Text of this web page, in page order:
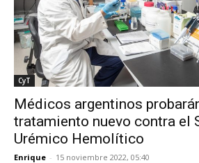
CyT
Médicos argentinos
tratamiento nuevo contra el
Urémico Hemolítico
Enrique - 15 noviembre 2022, 05:40